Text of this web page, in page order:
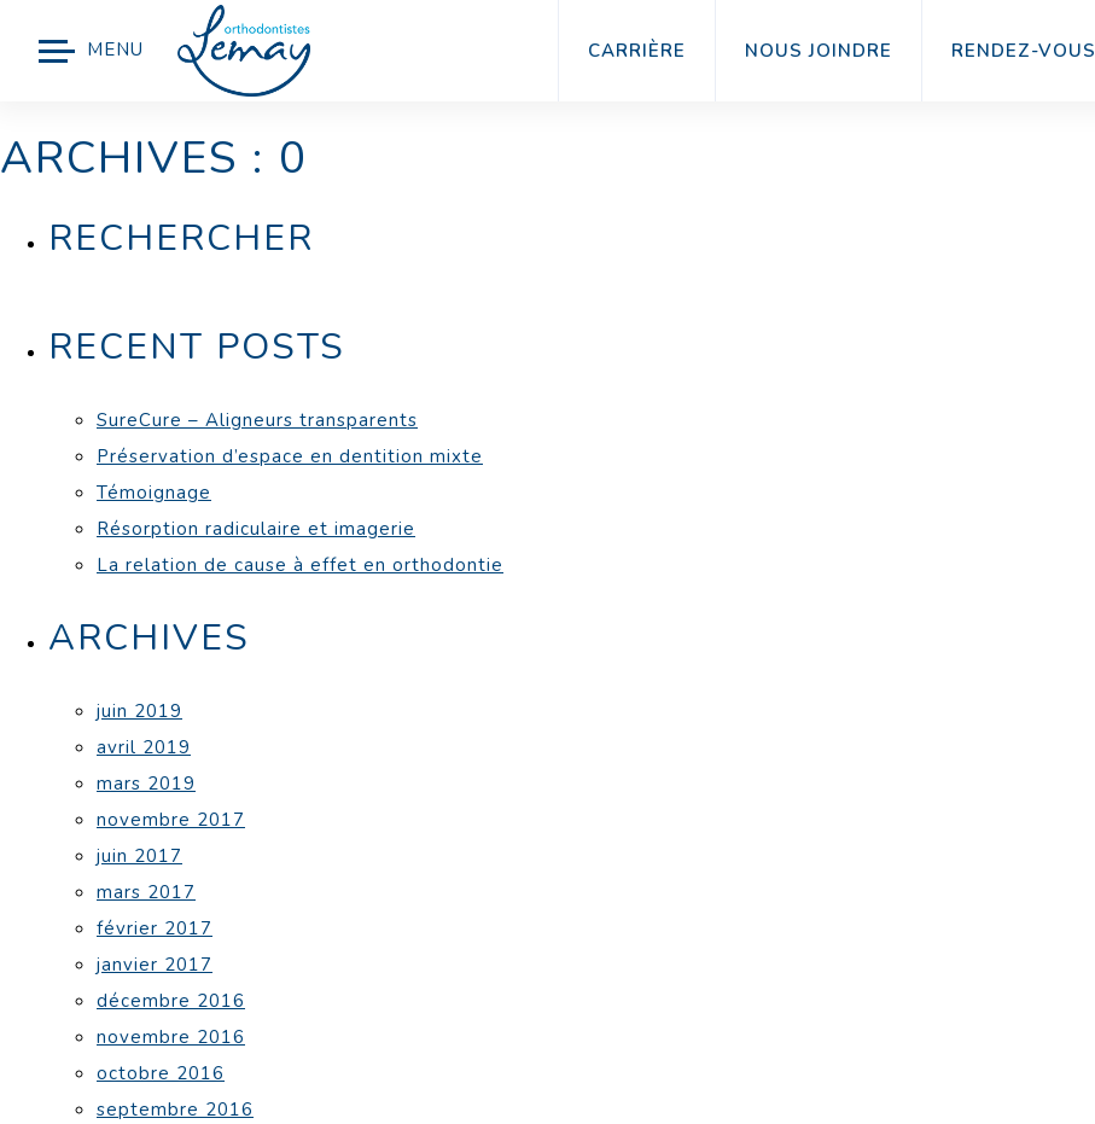
MENU CARRIÈRE NOUS JOINDRE RENDEZ-VOUS
ARCHIVES : 0
RECHERCHER
RECENT POSTS
SureCure – Aligneurs transparents
Préservation d’espace en dentition mixte
Témoignage
Résorption radiculaire et imagerie
La relation de cause à effet en orthodontie
ARCHIVES
juin 2019
avril 2019
mars 2019
novembre 2017
juin 2017
mars 2017
février 2017
janvier 2017
décembre 2016
novembre 2016
octobre 2016
septembre 2016